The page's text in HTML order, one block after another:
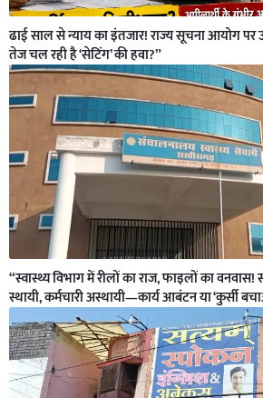
ढाई साल से न्याय का इंतजार! राज्य सूचना आयोग
तेज चल रही है ‘सेटिंग’ की हवा?”
“स्वास्थ्य विभाग में रीलों का राज, फाइलों का
स्थायी, कर्मचारी अस्थायी—कार्य आबंटन या ‘कुर्सी